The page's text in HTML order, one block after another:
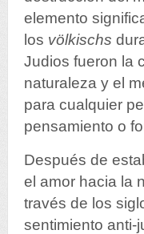
elemento
los völkischs
Judios fueron la
naturaleza y el
para cualquier
pensamiento o
Después de
el amor hacia la
través de los
sentimiento anti-